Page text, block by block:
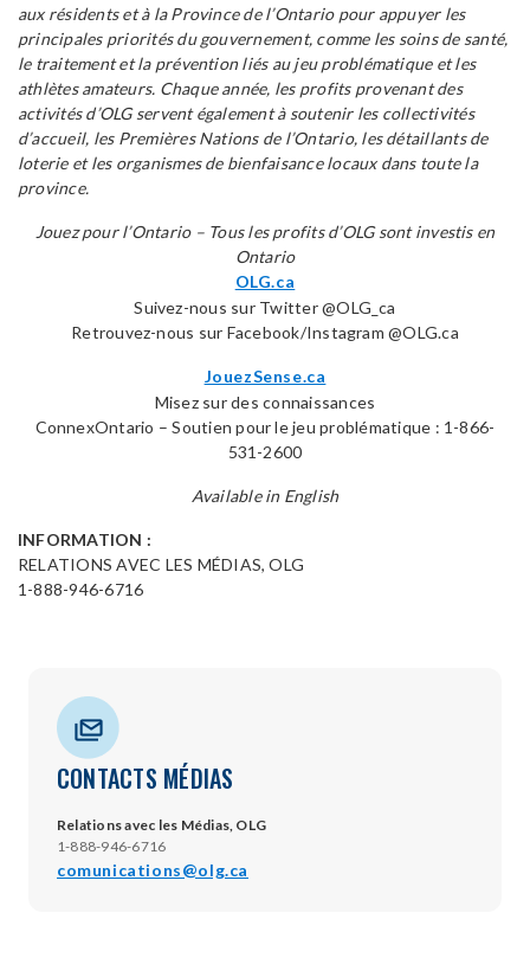
aux résidents et à la Province de l’Ontario pour appuyer les
principales priorités du gouvernement, comme les soins de santé,
le traitement et la prévention liés au jeu problématique et les
athlètes amateurs. Chaque année, les profits provenant des
activités d’OLG servent également à soutenir les collectivités
d’accueil, les Premières Nations de l’Ontario, les détaillants de
loterie et les organismes de bienfaisance locaux dans toute la
province.
Jouez pour l’Ontario – Tous les profits d’OLG sont investis en
Ontario
OLG.ca
Suivez-nous sur Twitter @OLG_ca
Retrouvez-nous sur Facebook/Instagram @OLG.ca
JouezSense.ca
Misez sur des connaissances
ConnexOntario – Soutien pour le jeu problématique : 1-866-
531-2600
Available in English
INFORMATION :
RELATIONS AVEC LES MÉDIAS, OLG
1-888-946-6716
CONTACTS MÉDIAS
Relations avec les Médias, OLG
1-888-946-6716
comunications@olg.ca